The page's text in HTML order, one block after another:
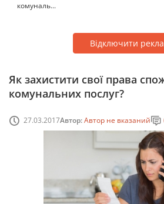
комуналь...
Відключити
Як захистити свої права
комунальних послуг?
27.03.2017Автор:Автор не вказаний